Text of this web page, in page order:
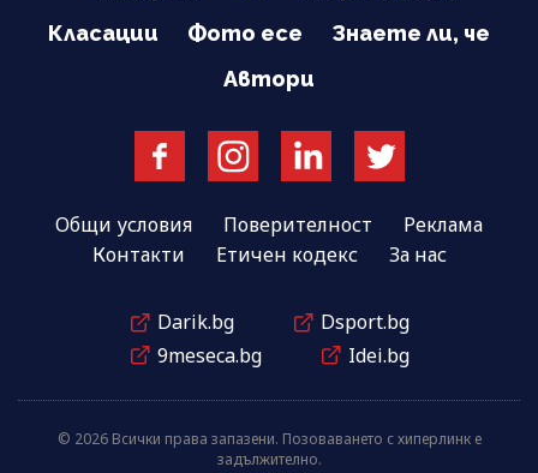
Класации
Фото есе
Знаете ли, че
Автори
Общи условия Поверителност
Реклама
Контакти
Етичен кодекс За нас
Darik.bg
Dsport.bg
9meseca.bg
Idei.bg
© 2026 Всички права запазени. Позоваването с хиперлинк е
задължително.